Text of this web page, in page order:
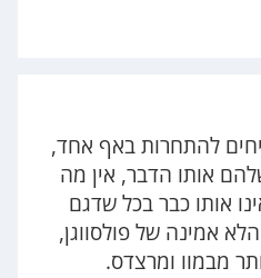
להתחרות באף אחד,
אותו הדבר, אין מה
אותו כבר בכל שדגם
אמינה של פולסווגן,
מבמוו ומרצדס.